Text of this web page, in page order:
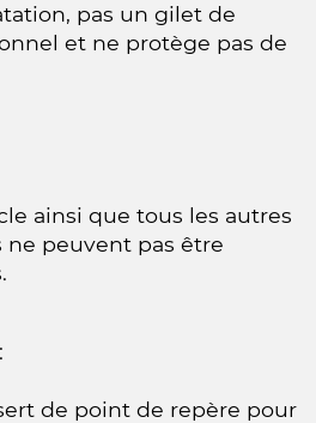
pas un gilet de
et ne protège pas de
ainsi que tous les autres
ne peuvent pas être
de point de repère pour